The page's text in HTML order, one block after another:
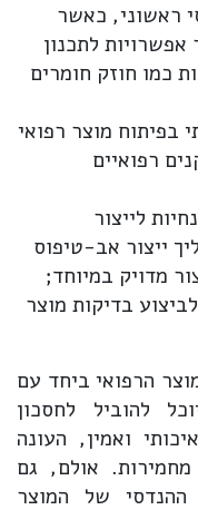
ראשוני, כאשר
אפשרויות לתכנון
כמו חוזק חומרים
בפיתוח מוצר רפואי
רפואיים
לייצור
ייצור אב-טיפוס
מדויק במיוחד;
בדיקות מוצר
הרפואי ביחד עם
להוביל לחסכון
ואמין, העונה
אולם, גם
ההנדסי של המוצר